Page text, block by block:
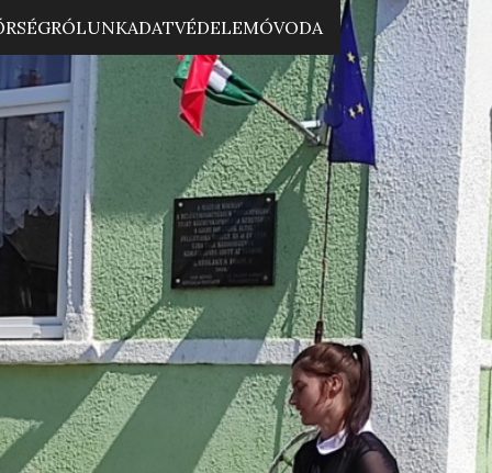
RÓLUNKADATVÉDELEMÓVODA